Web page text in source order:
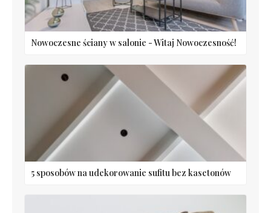
Nowoczesne ściany w salonie - Witaj Nowoczesność!
5 sposobów na udekorowanie sufitu bez kasetonów